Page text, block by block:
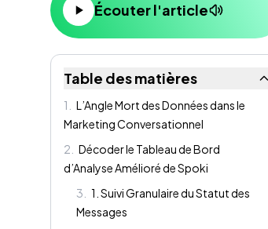
Écouter l'article
Table des matières
1
L’Angle Mort des Données dans le
Marketing Conversationnel
2
Décoder le Tableau de Bord
d’Analyse Amélioré de Spoki
3
1. Suivi Granulaire du Statut des
Messages